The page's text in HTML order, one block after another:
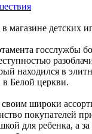
госслужбы
находился в
Белой церкви.
широки
покупателей
для ребенка, а